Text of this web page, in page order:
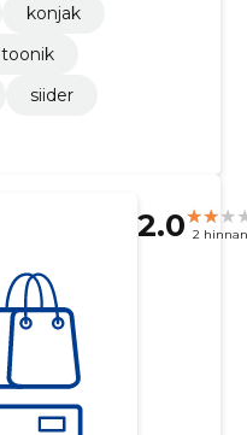
konjak
toonik
siider
2.0 2